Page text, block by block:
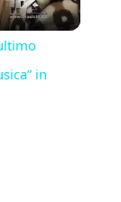
in